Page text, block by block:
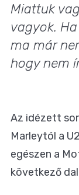
Miattuk
vagyok.
ma már
hogy nem
Az idézett
Marleytól a
egészen a
következő